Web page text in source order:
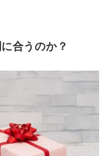
合うのか？